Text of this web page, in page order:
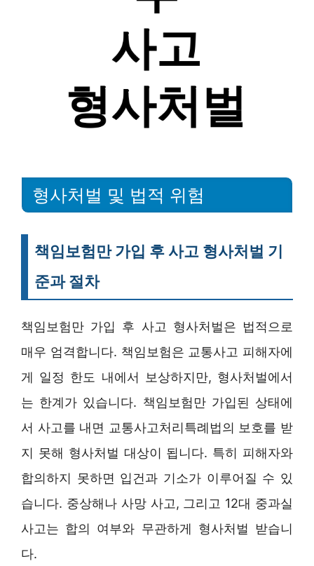
형사처벌 및 법적 위험
책임보험만 가입 후 사고 형사처벌 기
준과 절차
책임보험만 가입 후 사고 형사처벌은 법적으로
매우 엄격합니다. 책임보험은 교통사고 피해자에
게 일정 한도 내에서 보상하지만, 형사처벌에서
는 한계가 있습니다. 책임보험만 가입된 상태에
서 사고를 내면 교통사고처리특례법의 보호를 받
지 못해 형사처벌 대상이 됩니다. 특히 피해자와
합의하지 못하면 입건과 기소가 이루어질 수 있
습니다. 중상해나 사망 사고, 그리고 12대 중과실
사고는 합의 여부와 무관하게 형사처벌 받습니
다.